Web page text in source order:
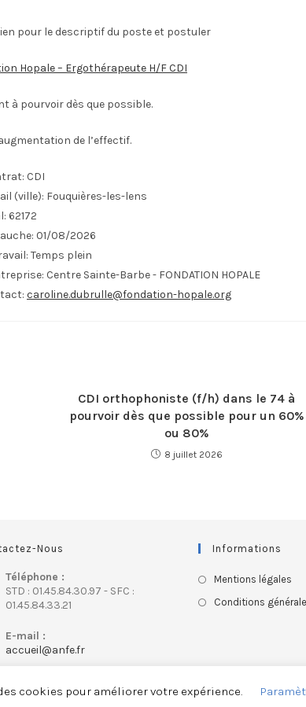
pour le descriptif du poste et postuler
Hopale – Ergothérapeute H/F CDI
à pourvoir dès que possible.
de l’effectif.
CDI
(ville): Fouquières-les-lens
62172
01/08/2026
Temps plein
Centre Sainte-Barbe - FONDATION HOPALE
caroline.dubrulle@fondation-hopale.org
CDI orthophoniste (f/h) dans le 74 à
pourvoir dès que possible pour un 60%
ou 80%
8 juillet 2026
Nous
Téléphone :
STD : 01.45.84.30.97 - SFC :
01.45.84.33.21
E-mail :
accueil@anfe.fr
Informations
Mentions légales
Conditions
ASSOCIATION NATIONALE FRANÇAISE DES
cookies pour améliorer votre expérience.